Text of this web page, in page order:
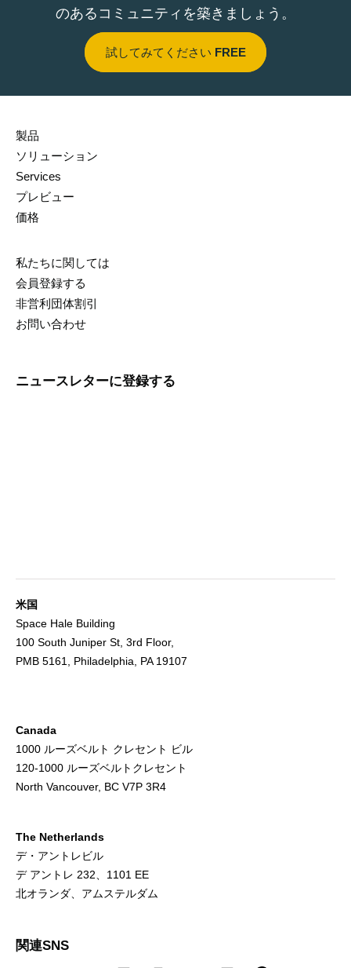
のあるコミュニティを築きましょう。
試してみてください FREE
製品
ソリューション
Services
プレビュー
価格
私たちに関しては
会員登録する
非営利団体割引
お問い合わせ
ニュースレターに登録する
米国
Space Hale Building
100 South Juniper St, 3rd Floor,
PMB 5161, Philadelphia, PA 19107
Canada
1000 ルーズベルト クレセント ビル
120-1000 ルーズベルトクレセント
North Vancouver, BC V7P 3R4
The Netherlands
デ・アントレビル
デ アントレ 232、1101 EE
北オランダ、アムステルダム
関連SNS